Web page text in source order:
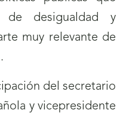
de desigualdad y
muy relevante de
del secretario
y vicepresidente